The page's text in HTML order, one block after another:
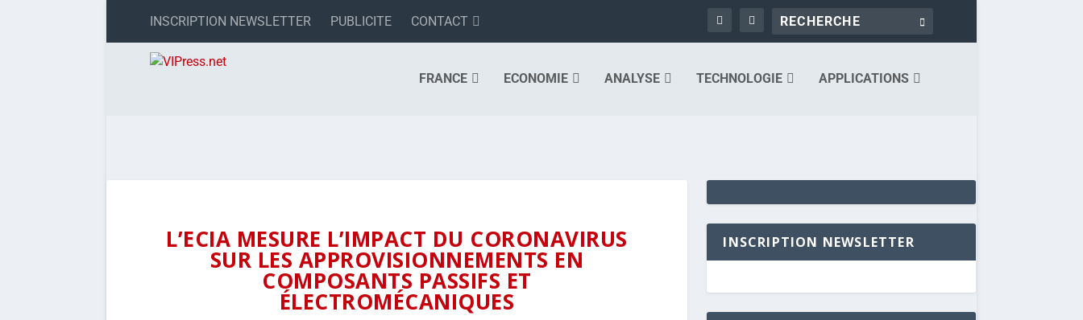
INSCRIPTION NEWSLETTER PUBLICITE CONTACT
FRANCE ECONOMIE ANALYSE TECHNOLOGIE APPLICATIONS
L’ECIA MESURE L’IMPACT DU CORONAVIRUS
SUR LES APPROVISIONNEMENTS EN
COMPOSANTS PASSIFS ET
ÉLECTROMÉCANIQUES
INSCRIPTION NEWSLETTER